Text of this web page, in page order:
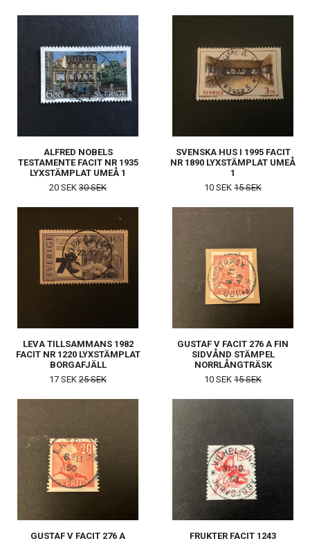
ALFRED NOBELS
TESTAMENTE FACIT NR 1935
LYXSTÄMPLAT UMEÅ 1
20 SEK 30 SEK
SVENSKA HUS I 1995 FACIT
NR 1890 LYXSTÄMPLAT UMEÅ
1
10 SEK 15 SEK
LEVA TILLSAMMANS 1982
FACIT NR 1220 LYXSTÄMPLAT
BORGAFJÄLL
17 SEK 25 SEK
GUSTAF V FACIT 276 A FIN
SIDVÅND STÄMPEL
NORRLÅNGTRÄSK
10 SEK 15 SEK
GUSTAF V FACIT 276 A FRUKTER FACIT 1243